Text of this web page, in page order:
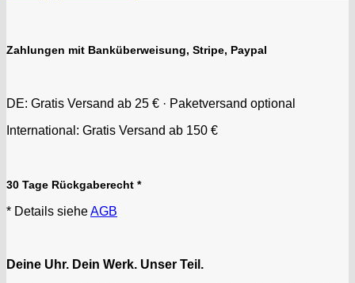
Zahlungen mit Banküberweisung, Stripe, Paypal
DE: Gratis Versand ab 25 € · Paketversand optional
International: Gratis Versand ab 150 €
30 Tage Rückgaberecht *
* Details sieheAGB
Deine Uhr. Dein Werk. Unser Teil.